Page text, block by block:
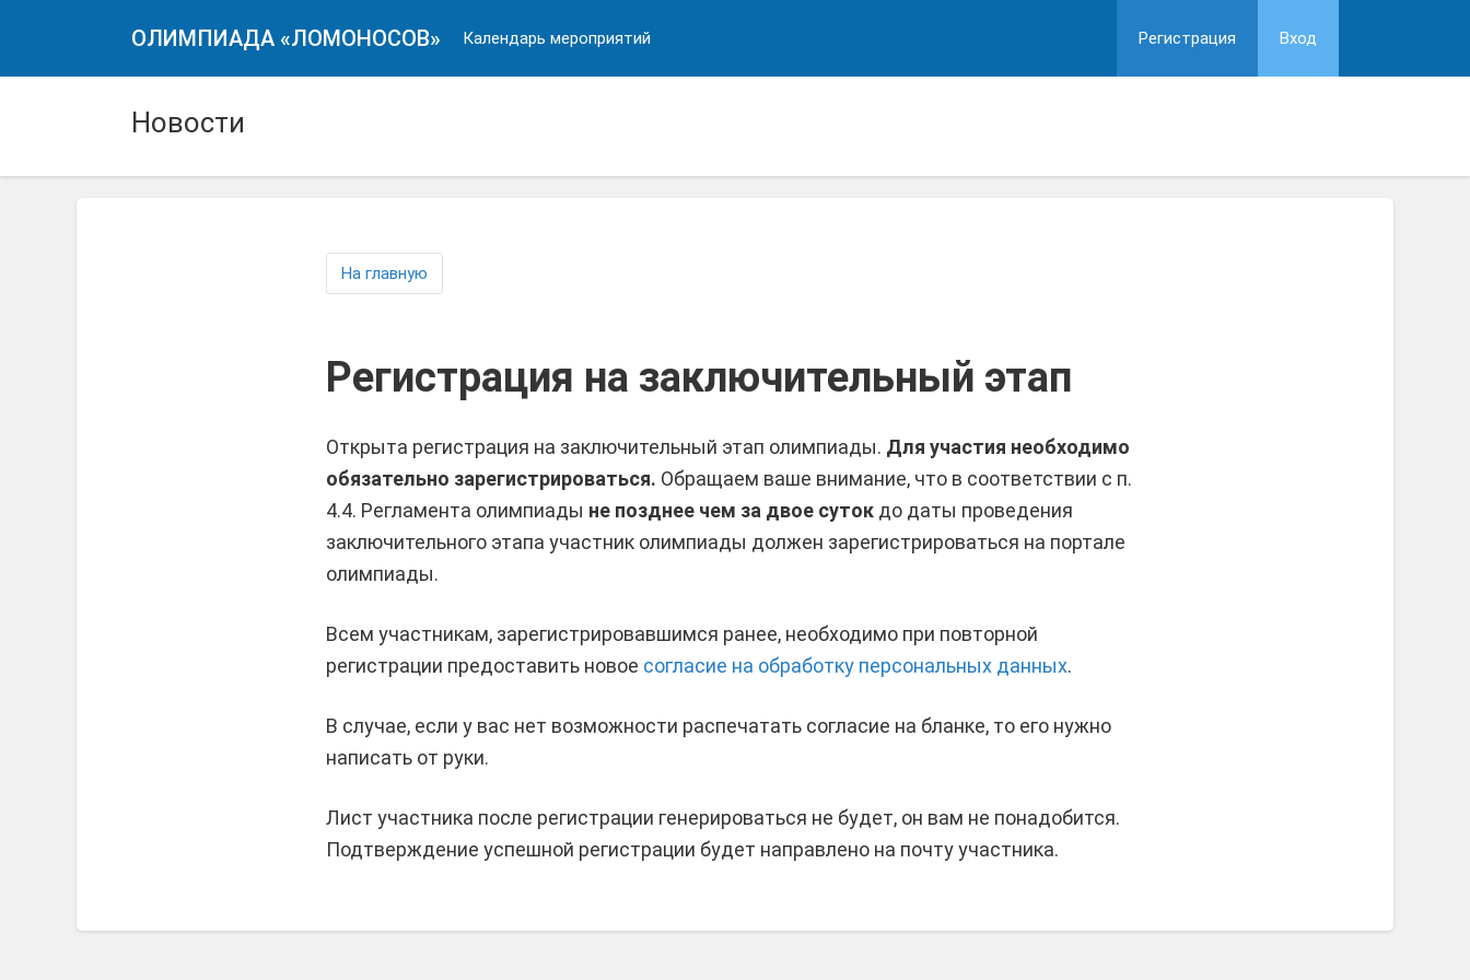
ОЛИМПИАДА «ЛОМОНОСОВ» Календарь мероприятий Регистрация Вход
Новости
На главную
Регистрация на заключительный этап
Открыта регистрация на заключительный этап олимпиады. Для участия необходимо
обязательно зарегистрироваться. Обращаем ваше внимание, что в соответствии с п.
4.4. Регламента олимпиады не позднее чем за двое суток до даты проведения
заключительного этапа участник олимпиады должен зарегистрироваться на портале
олимпиады.
Всем участникам, зарегистрировавшимся ранее, необходимо при повторной
регистрации предоставить новое согласие на обработку персональных данных.
В случае, если у вас нет возможности распечатать согласие на бланке, то его нужно
написать от руки.
Лист участника после регистрации генерироваться не будет, он вам не понадобится.
Подтверждение успешной регистрации будет направлено на почту участника.